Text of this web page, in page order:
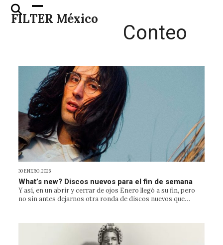
Skip
FILTER México
Open
mobile
Close
mobile
Conteo
30 ENERO, 2026
What’s new? Discos nuevos para el fin de semana
Y así, en un abrir y cerrar de ojos Enero llegó a su fin, pero
no sin antes dejarnos otra ronda de discos nuevos que…